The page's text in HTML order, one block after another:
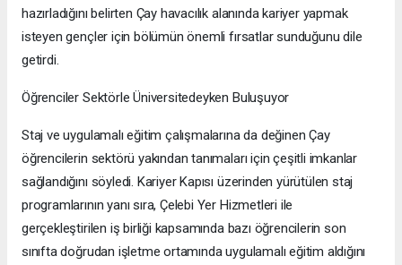
hazırladığını belirten Çay havacılık alanında kariyer yapmak
isteyen gençler için bölümün önemli fırsatlar sunduğunu dile
getirdi.
Öğrenciler Sektörle Üniversitedeyken Buluşuyor
Staj ve uygulamalı eğitim çalışmalarına da değinen Çay
öğrencilerin sektörü yakından tanımaları için çeşitli imkanlar
sağlandığını söyledi. Kariyer Kapısı üzerinden yürütülen staj
programlarının yanı sıra, Çelebi Yer Hizmetleri ile
gerçekleştirilen iş birliği kapsamında bazı öğrencilerin son
sınıfta doğrudan işletme ortamında uygulamalı eğitim aldığını